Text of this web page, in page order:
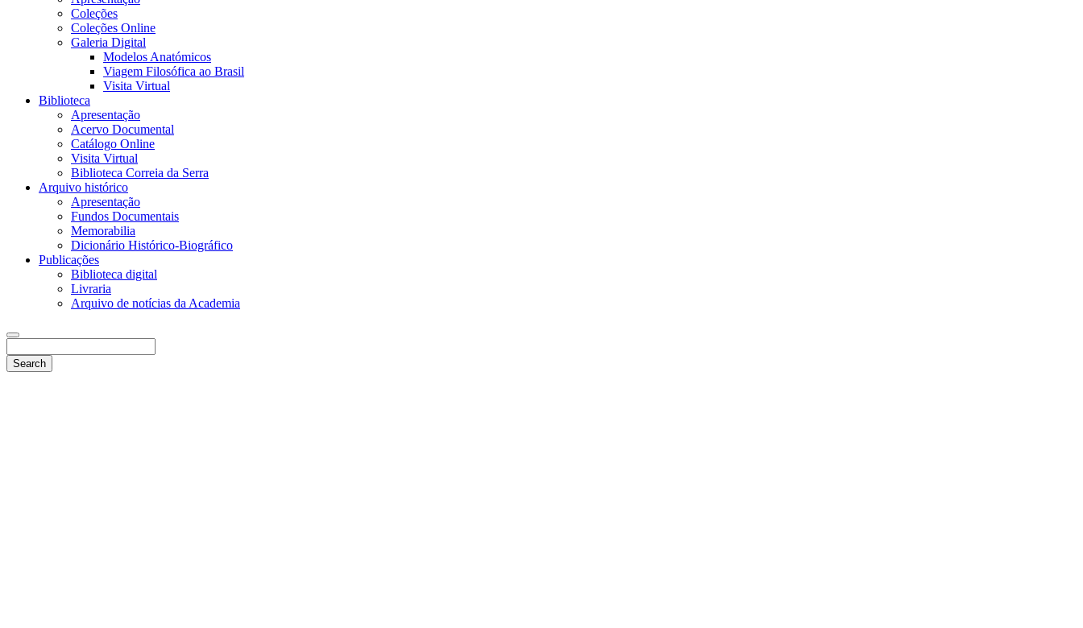
Coleções
Coleções Online
Galeria Digital
Modelos Anatómicos
Viagem Filosófica ao Brasil
Visita Virtual
Biblioteca
Apresentação
Acervo Documental
Catálogo Online
Visita Virtual
Biblioteca Correia da Serra
Arquivo histórico
Apresentação
Fundos Documentais
Memorabilia
Dicionário Histórico-Biográfico
Publicações
Biblioteca digital
Livraria
Arquivo de notícias da Academia